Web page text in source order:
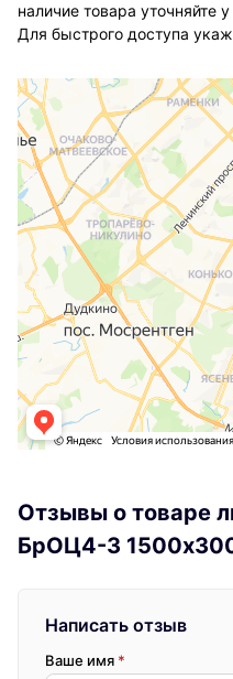
наличие товара уточняйте
Для быстрого доступа
Отзывы о товаре
БрОЦ4-3
Написать отзыв
Ваше имя *